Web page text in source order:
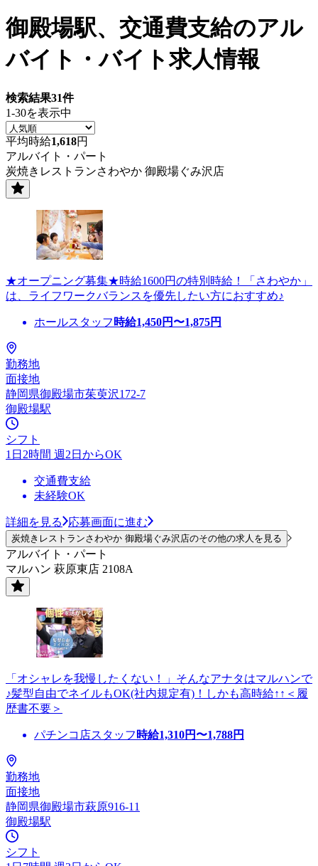
御殿場駅、交通費支給のアル
バイト・バイト求人情報
検索結果31件
1-30を表示中
平均時給1,618円
アルバイト・パート
炭焼きレストランさわやか 御殿場ぐみ沢店
★オープニング募集★時給1600円の特別時給！「さわやか」
は、ライフワークバランスを優先したい方におすすめ♪
ホールスタッフ 時給1,450円〜1,875円
勤務地
面接地
静岡県御殿場市茱萸沢172-7
御殿場駅
シフト
1日2時間 週2日からOK
交通費支給
未経験OK
詳細を見る 応募画面に進む
炭焼きレストランさわやか 御殿場ぐみ沢店のその他の求人を見る
アルバイト・パート
マルハン 萩原東店 2108A
「オシャレを我慢したくない！」そんなアナタはマルハンで
♪髪型自由でネイルもOK(社内規定有)！しかも高時給↑↑＜履
歴書不要＞
パチンコ店スタッフ 時給1,310円〜1,788円
勤務地
面接地
静岡県御殿場市萩原916-11
御殿場駅
シフト